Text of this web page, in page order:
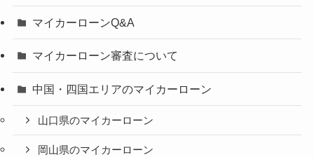
マイカーローンQ&A
マイカーローン審査について
中国・四国エリアのマイカーローン
山口県のマイカーローン
岡山県のマイカーローン